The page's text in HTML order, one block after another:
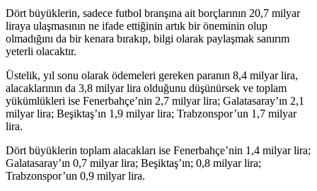
Dört büyüklerin, sadece futbol branşına ait borçlarının 20,7 milyar
liraya ulaşmasının ne ifade ettiğinin artık bir öneminin olup
olmadığını da bir kenara bırakıp, bilgi olarak paylaşmak sanırım
yeterli olacaktır.
Üstelik, yıl sonu olarak ödemeleri gereken paranın 8,4 milyar lira,
alacaklarının da 3,8 milyar lira olduğunu düşünürsek ve toplam
yükümlükleri ise Fenerbahçe’nin 2,7 milyar lira; Galatasaray’ın 2,1
milyar lira; Beşiktaş’ın 1,9 milyar lira; Trabzonspor’un 1,7 milyar
lira.
Dört büyüklerin toplam alacakları ise Fenerbahçe’nin 1,4 milyar lira;
Galatasaray’ın 0,7 milyar lira; Beşiktaş’ın; 0,8 milyar lira;
Trabzonspor’un 0,9 milyar lira.